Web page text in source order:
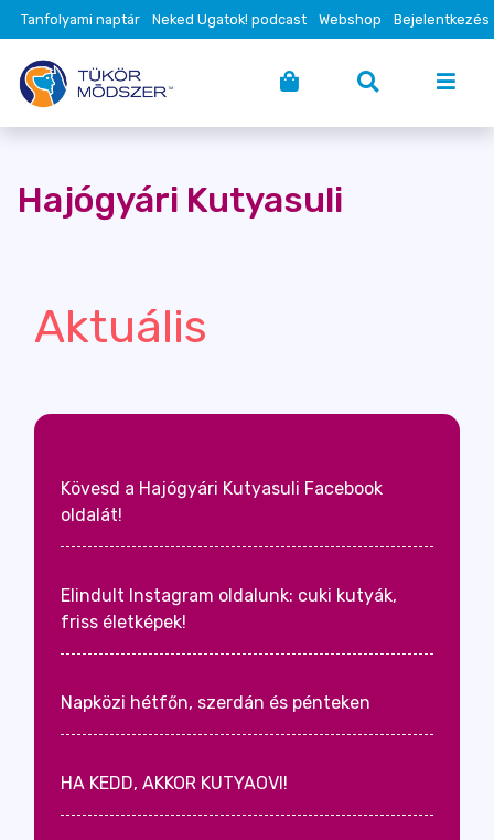
Tanfolyami naptár Neked Ugatok! podcast Webshop Bejelentkezés
Hajógyári Kutyasuli
Aktuális
Kövesd a Hajógyári Kutyasuli Facebook
oldalát!
Elindult Instagram oldalunk: cuki kutyák,
friss életképek!
Napközi hétfőn, szerdán és pénteken
HA KEDD, AKKOR KUTYAOVI!